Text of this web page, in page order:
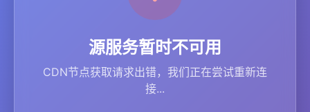
源服务暂时不可用
CDN节点获取请求出错，我们正在尝试重新连
接...